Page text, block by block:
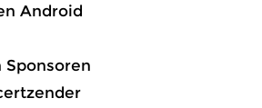
Android